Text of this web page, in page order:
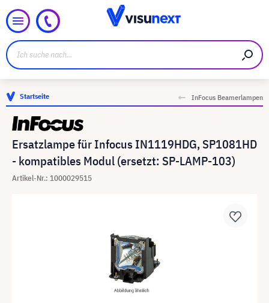
Startseite InFocus Beamerlampen
Ersatzlampe für Infocus IN1119HDG, SP1081HD
- kompatibles Modul (ersetzt: SP-LAMP-103)
Artikel-Nr.: 1000029515